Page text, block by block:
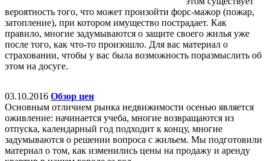
вероятность того, что может произойти форс-мажор (пожар,
затопление), при котором имущество пострадает. Как
правило, многие задумываются о защите своего жилья уже
после того, как что-то произошло. Для вас материал о
страховании, чтобы у вас была возможность поразмыслить об
этом на досуге.
03.10.2016 Обзор цен
Основным отличием рынка недвижимости осенью является
оживление: начинается учеба, многие возвращаются из
отпуска, календарный год подходит к концу, многие
задумываются о решении вопроса с жильем. Мы подготовили
материал о том, как изменились цены на продажу и аренду